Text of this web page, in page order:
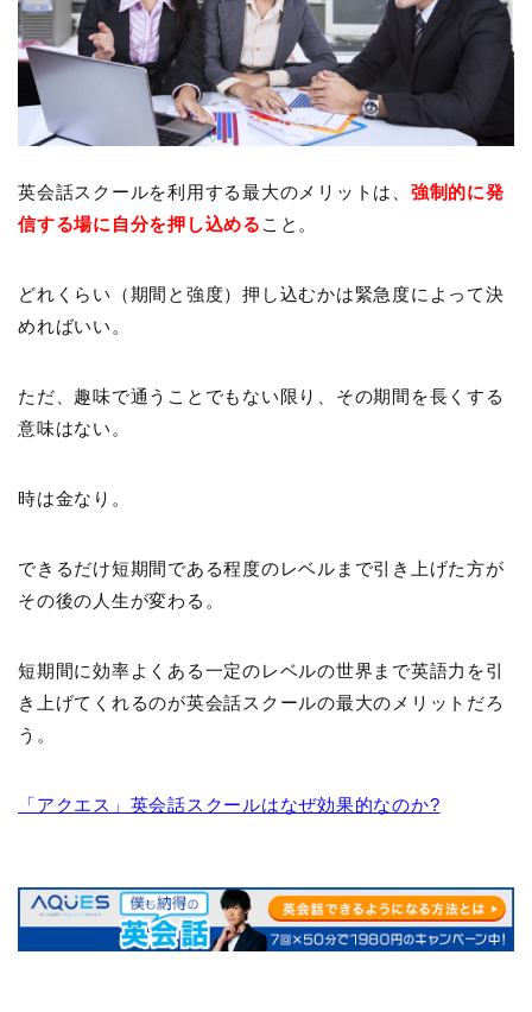
英会話スクールを利用する最大のメリットは、 強制的に発
信する場に自分を押し込める こと。
どれくらい（期間と強度）押し込むかは緊急度によって決
めればいい。
ただ、趣味で通うことでもない限り、その期間を長くする
意味はない。
時は金なり。
できるだけ短期間である程度のレベルまで引き上げた方が
その後の人生が変わる。
短期間に効率よくある一定のレベルの世界まで英語力を引
き上げてくれるのが英会話スクールの最大のメリットだろ
う。
「アクエス」英会話スクールはなぜ効果的なのか?